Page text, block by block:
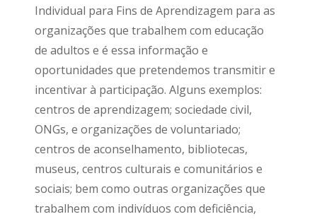
Individual para Fins de Aprendizagem para as
organizações que trabalhem com educação
de adultos e é essa informação e
oportunidades que pretendemos transmitir e
incentivar à participação. Alguns exemplos:
centros de aprendizagem; sociedade civil,
ONGs, e organizações de voluntariado;
centros de aconselhamento, bibliotecas,
museus, centros culturais e comunitários e
sociais; bem como outras organizações que
trabalhem com indivíduos com deficiência,